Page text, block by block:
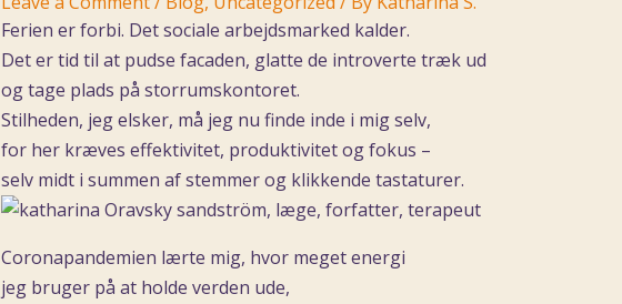
Ferien er forbi. Det sociale arbejdsmarked kalder.
Det er tid til at pudse facaden, glatte de introverte træk ud
og tage plads på storrumskontoret.
Stilheden, jeg elsker, må jeg nu finde inde i mig selv,
for her kræves effektivitet, produktivitet og fokus –
selv midt i summen af stemmer og klikkende tastaturer.
Coronapandemien lærte mig, hvor meget energi
jeg bruger på at holde verden ude,